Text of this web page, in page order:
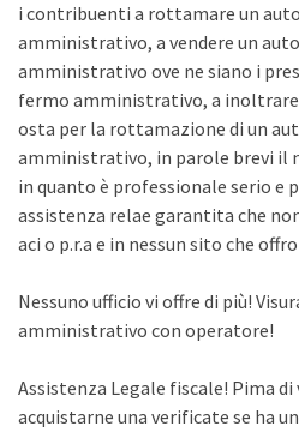
i contribuenti a rottamare un
amministrativo, a vendere un
amministrativo ove ne siano i
fermo amministrativo, a
osta per la rottamazione di un
amministrativo, in parole brevi il
in quanto è professionale serio e
assistenza relae garantita che
aci o p.r.a e in nessun sito che
Nessuno ufficio vi offre di più!
amministrativo con operatore!
Assistenza Legale fiscale! Pima di
acquistarne una verificate se ha